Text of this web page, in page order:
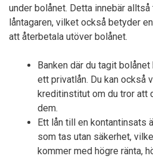
under bolånet. Detta innebär
låntagaren, vilket också betyder
att återbetala utöver bolånet.
Banken där du tagit
ett privatlån. Du kan också
kreditinstitut om du tror att
dem.
Ett lån till en kontantinsats
som tas utan säkerhet,
kommer med högre ränta,